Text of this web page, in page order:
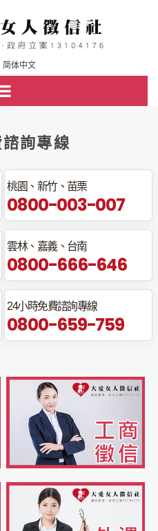
简体中文
詢專線
桃園、新竹、苗栗
0800-003-007
雲林、嘉義、台南
0800-666-646
24小時免費諮詢專線
0800-659-759